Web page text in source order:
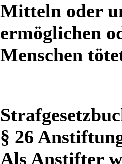
Mitteln oder
ermöglichen
Menschen
§ 26
Als Anstifter